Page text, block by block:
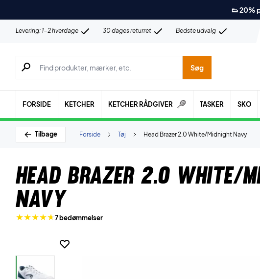
👟 20%
Levering: 1-2 hverdage 30 dages returret Bedste udvalg
Søg efter produkter, mærker etc.
Søg
FORSIDE KETCHER KETCHER RÅDGIVER TASKER SKO
Tilbage Head Brazer 2.0 White/Midnight Navy
Tøj
Forside
Head Brazer 2.0 White/
Navy
7 bedømmelser